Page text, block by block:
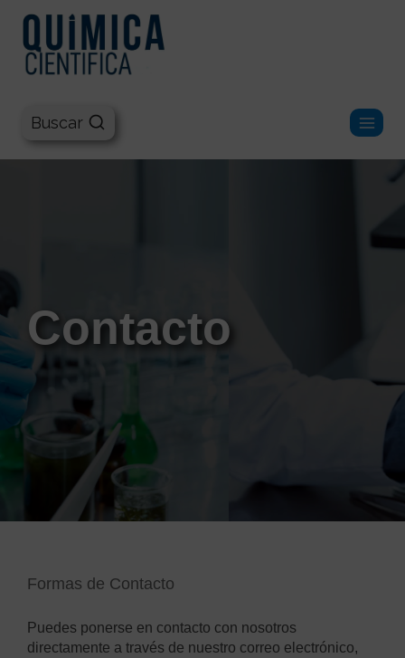
Buscar
Contacto
Formas de Contacto
Puedes ponerse en contacto con nosotros
directamente a través de nuestro correo electrónico,